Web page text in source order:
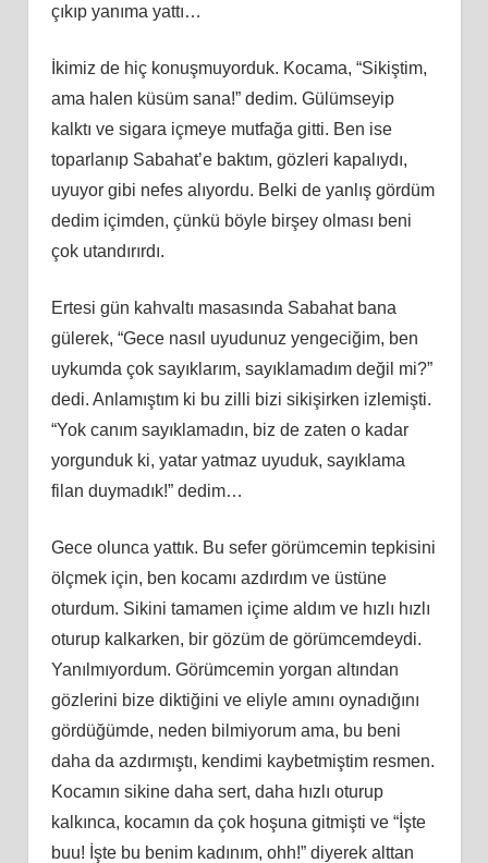
çıkıp yanıma yattı…
İkimiz de hiç konuşmuyorduk. Kocama, “Sikiştim,
ama halen küsüm sana!” dedim. Gülümseyip
kalktı ve sigara içmeye mutfağa gitti. Ben ise
toparlanıp Sabahat’e baktım, gözleri kapalıydı,
uyuyor gibi nefes alıyordu. Belki deyanlış gördüm
dedim içimden, çünkü böyle birşey olması beni
çok utandırırdı.
Ertesi gün kahvaltı masasında Sabahat bana
gülerek, “Gece nasıl uyudunuz yengeciğim, ben
uykumda çok sayıklarım, sayıklamadım değil mi?”
dedi. Anlamıştım ki bu zilli bizi sikişirken izlemişti.
“Yok canım sayıklamadın, biz de zaten o kadar
yorgunduk ki, yatar yatmaz uyuduk, sayıklama
filan duymadık!” dedim…
Gece olunca yattık. Bu sefer görümcemin tepkisini
ölçmek için, ben kocamı azdırdım ve üstüne
oturdum. Sikini tamamen içime aldım ve hızlı hızlı
oturup kalkarken, bir gözüm de görümcemdeydi.
Yanılmıyordum. Görümcemin yorgan altından
gözlerini bize diktiğini ve eliyle amını oynadığını
gördüğümde, neden bilmiyorum ama, bu beni
daha da azdırmıştı, kendimi kaybetmiştim resmen.
Kocamın sikine daha sert, daha hızlı oturup
kalkınca, kocamın da çok hoşuna gitmişti ve “İşte
buu! İştebu benim kadınım, ohh!” diyerek alttan